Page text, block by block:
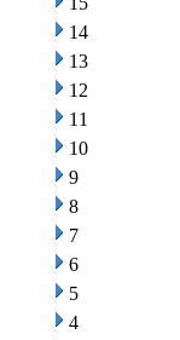
14
13
12
11
10
9
8
7
6
5
4